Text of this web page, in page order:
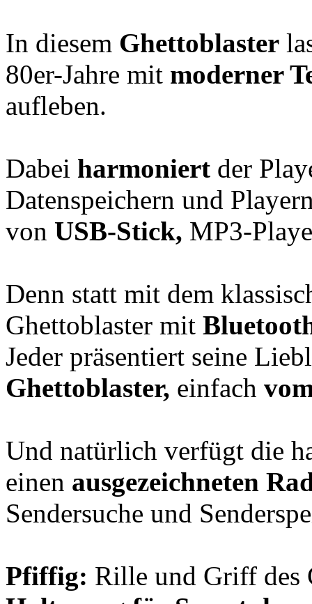
In diesem Ghettoblaster
80er-Jahre mit moderner
aufleben.
Dabei harmoniert der
Datenspeichern und
von USB-Stick, MP3-
Denn statt mit dem
Ghettoblaster mit
Jeder präsentiert seine
Ghettoblaster, einfach
Und natürlich verfügt die
einen ausgezeichneten
Sendersuche und
Pfiffig: Rille und Griff des